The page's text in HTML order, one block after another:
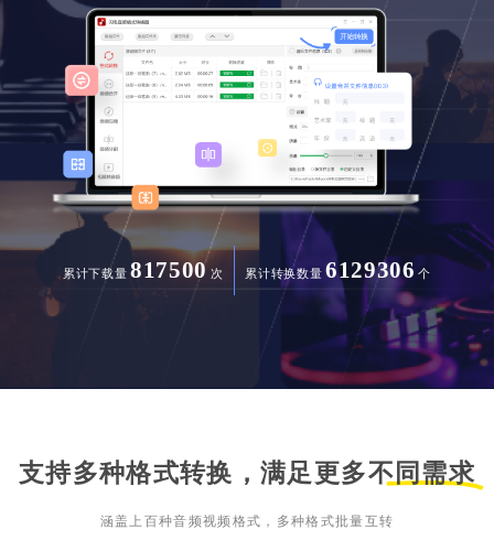
累计下载量 817500 次 累计转换数量 6129306 个
支持多种格式转换，满足更多不同需求
涵盖上百种音频视频格式，多种格式批量互转